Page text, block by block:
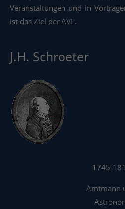
Veranstaltungen und in
ist das Ziel der AVL.
J.H. Schroeter
1745-
Amtmann